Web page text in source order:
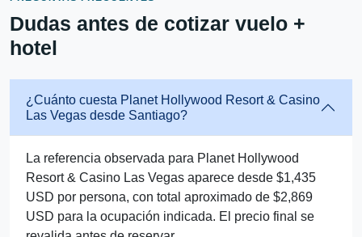
Dudas antes de cotizar vuelo +
hotel
¿Cuánto cuesta Planet Hollywood Resort & Casino
Las Vegas desde Santiago?
La referencia observada para Planet Hollywood
Resort & Casino Las Vegas aparece desde $1,435
USD por persona, con total aproximado de $2,869
USD para la ocupación indicada. El precio final se